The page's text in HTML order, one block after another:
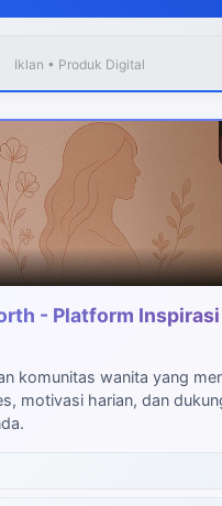
Iklan • Produk Digital
- Platform
komunitas wanita yang
motivasi harian, dan